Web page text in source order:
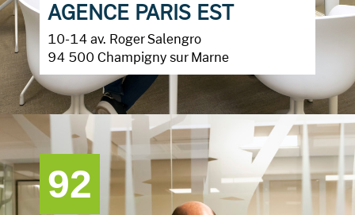
AGENCE PARIS EST
10-14 av. Roger Salengro
94 500 Champigny sur Marne
92